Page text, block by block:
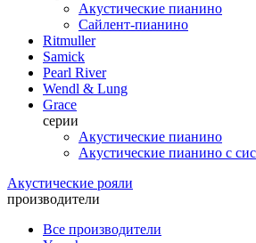
Акустические пианино
Сайлент-пианино
Ritmuller
Samick
Pearl River
Wendl & Lung
Grace
серии
Акустические пианино
Акустические пианино с
Акустические рояли
производители
Все производители